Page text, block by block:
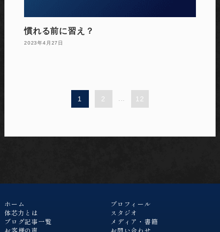
慣れる前に習え？
2023年4月27日
1 2 12
ホーム
体芯力とは
ブログ記事一覧
お客様の声
プロフィール
スタジオ
メディア・書籍
お問い合わせ